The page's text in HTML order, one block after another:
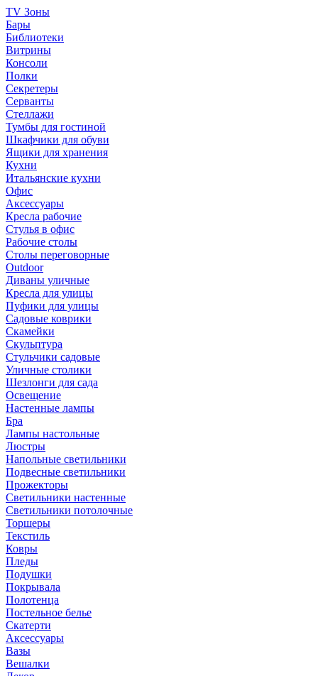
TV Зоны
Бары
Библиотеки
Витрины
Консоли
Полки
Секретеры
Серванты
Стеллажи
Тумбы для гостиной
Шкафчики для обуви
Ящики для хранения
Кухни
Итальянские кухни
Офис
Аксессуары
Кресла рабочие
Стулья в офис
Рабочие столы
Столы переговорные
Outdoor
Диваны уличные
Кресла для улицы
Пуфики для улицы
Садовые коврики
Скамейки
Скульптура
Стульчики садовые
Уличные столики
Шезлонги для сада
Освещение
Hастенные лампы
Бра
Лампы настольные
Люстры
Напольные светильники
Подвесные светильники
Прожекторы
Светильники настенные
Светильники потолочные
Торшеры
Текстиль
Ковры
Пледы
Подушки
Покрывала
Полотенца
Постельное белье
Скатерти
Аксессуары
Вазы
Вешалки